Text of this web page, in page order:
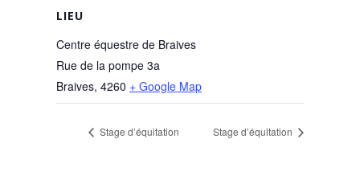
LIEU
Centre équestre de Braives
Rue de la pompe 3a
Braives, 4260 + Google Map
Stage d’équitation Stage d’équitation